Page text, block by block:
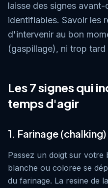
laisse des signes avant-
identifiables. Savoir les
d'intervenir au bon
(gaspillage), ni trop
Les 7 signes qui
temps d'agir
1. Farinage (chalking)
Passez un doigt sur votre
blanche ou coloree se
du farinage. La resine de